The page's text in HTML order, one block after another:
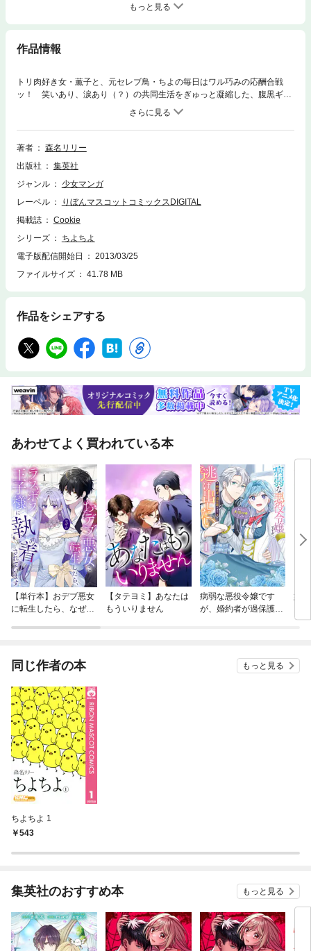
もっと見る
作品情報
トリ肉好き女・薫子と、元セレブ鳥・ちよの毎日はワル巧みの応酬合戦
ッ！ 笑いあり、涙あり（？）の共同生活をぎゅっと凝縮した、腹黒ギャ
著者
森名リリー
出版社
集英社
ジャンル
少女マンガ
レーベル
りぼんマスコットコミックスDIGITAL
掲載誌
Cookie
シリーズ
ちよちよ
電子版配信開始日
2013/03/25
ファイルサイズ
41.78 MB
作品をシェアする
あわせてよく買われている本
【単行本】おデブ悪女
に転生したら、なぜか
【タテヨミ】あなたは
もういりません
病弱な悪役令嬢です
が、婚約者が過保護す
妹
同じ作者の本 もっと見る
ちよちよ 1
543
集英社のおすすめ本 もっと見る